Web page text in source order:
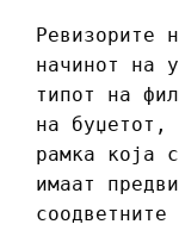
Ревизорите
начинот на
типот на
на буџетот,
рамка која
имаат
соодветните